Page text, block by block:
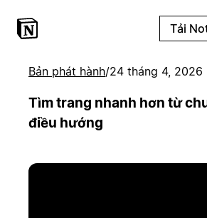
Tải
Bản phát hành/24 tháng 4, 2026
Tìm trang nhanh hơn từ
điều hướng